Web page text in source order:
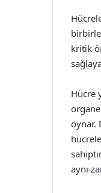
kritik
Hücre
oynar.
aynı